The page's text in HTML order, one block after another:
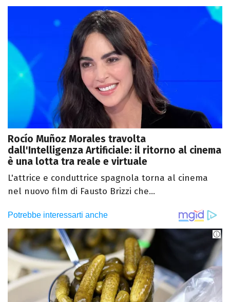
Rocío Muñoz Morales travolta
dall'Intelligenza Artificiale: il ritorno al cinema
è una lotta tra reale e virtuale
L'attrice e conduttrice spagnola torna al cinema
nel nuovo film di Fausto Brizzi che...